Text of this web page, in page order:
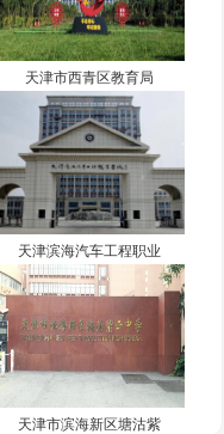
天津市西青区教育局
天津滨海汽车工程职业
天津市滨海新区塘沽紫